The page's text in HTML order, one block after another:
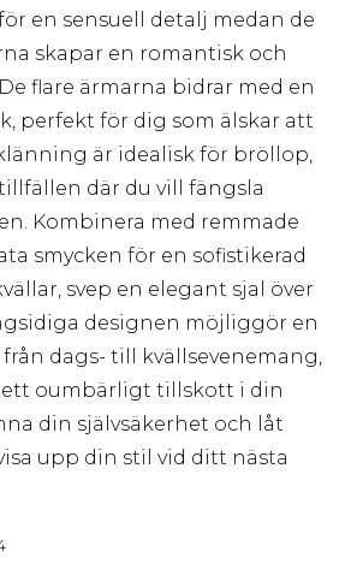
en sensuell detalj medan de
skapar en romantisk och
flare ärmarna bidrar med en
perfekt för dig som älskar att
är idealisk för bröllop,
där du vill fängsla
Kombinera med remmade
smycken för en sofistikerad
svep en elegant sjal över
designen möjliggör en
dags- till kvällsevenemang,
oumbärligt tillskott i din
din självsäkerhet och låt
upp din stil vid ditt nästa